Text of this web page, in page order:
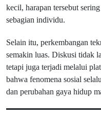
kecil, harapan tersebut
sebagian individu.
Selain itu, perkembangan
semakin luas. Diskusi tidak
tetapi juga terjadi melalui
bahwa fenomena sosial
dan perubahan gaya hidup